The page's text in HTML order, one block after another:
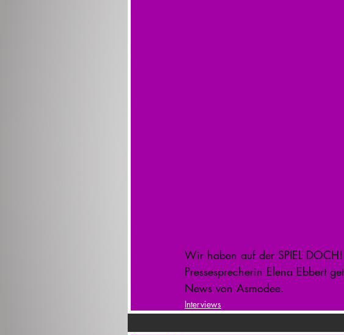
Wir haben auf der SPIEL
Pressesprecherin Elena Ebbert
News von Asmodee.
Interviews